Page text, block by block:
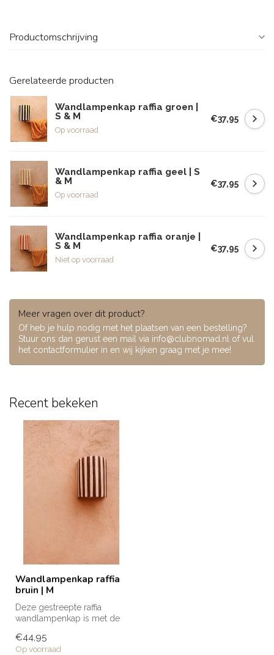
Productomschrijving
Gerelateerde producten
Wandlampenkap raffia groen |
S & M
Op voorraad
€37,95
Wandlampenkap raffia geel | S
& M
Op voorraad
€37,95
Wandlampenkap raffia oranje |
S & M
Niet op voorraad
€37,95
Meer vragen over dit product?
Of heb je hulp nodig met het plaatsen van een bestelling?
Stuur ons dan gerust een mail via info@clubnomad.nl of vul
het contactformulier in en wij kijken graag met je mee!
Recent bekeken
Wandlampenkap raffia
bruin | M
Deze gestreepte raffia
wandlampenkap is met de
getalenteerd...
€44,95
Op voorraad